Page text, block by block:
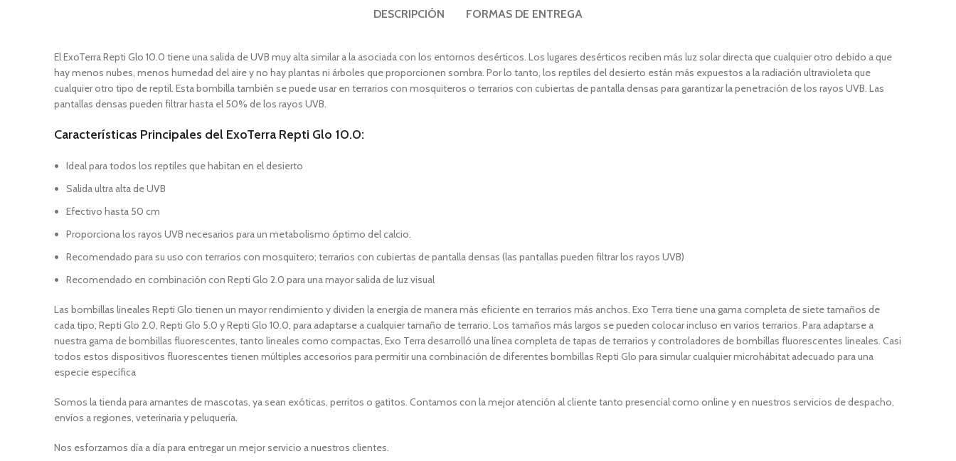
DESCRIPCIÓN FORMAS DE ENTREGA
El ExoTerra Repti Glo 10.0 tiene una salida de UVB muy alta similar a la asociada con los entornos desérticos. Los lugares desérticos reciben más luz solar directa que cualquier otro debido a que
hay menos nubes, menos humedad del aire y no hay plantas ni árboles que proporcionen sombra. Por lo tanto, los reptiles del desierto están más expuestos a la radiación ultravioleta que
cualquier otro tipo de reptil. Esta bombilla también se puede usar en terrarios con mosquiteros o terrarios con cubiertas de pantalla densas para garantizar la penetración de los rayos UVB. Las
pantallas densas pueden filtrar hasta el 50% de los rayos UVB.
Características Principales del ExoTerra Repti Glo 10.0:
Ideal para todos los reptiles que habitan en el desierto
Salida ultra alta de UVB
Efectivo hasta 50 cm
Proporciona los rayos UVB necesarios para un metabolismo óptimo del calcio.
Recomendado para su uso con terrarios con mosquitero; terrarios con cubiertas de pantalla densas (las pantallas pueden filtrar los rayos UVB)
Recomendado en combinación con Repti Glo 2.0 para una mayor salida de luz visual
Las bombillas lineales Repti Glo tienen un mayor rendimiento y dividen la energía de manera más eficiente en terrarios más anchos. Exo Terra tiene una gama completa de siete tamaños de
cada tipo, Repti Glo 2.0, Repti Glo 5.0 y Repti Glo 10.0, para adaptarse a cualquier tamaño de terrario. Los tamaños más largos se pueden colocar incluso en varios terrarios. Para adaptarse a
nuestra gama de bombillas fluorescentes, tanto lineales como compactas, Exo Terra desarrolló una línea completa de tapas de terrarios y controladores de bombillas fluorescentes lineales. Casi
todos estos dispositivos fluorescentes tienen múltiples accesorios para permitir una combinación de diferentes bombillas Repti Glo para simular cualquier microhábitat adecuado para una
especie específica
Somos la tienda para amantes de mascotas, ya sean exóticas, perritos o gatitos. Contamos con la mejor atención al cliente tanto presencial como online y en nuestros servicios de despacho,
envíos a regiones, veterinaria y peluquería.
Nos esforzamos día a día para entregar un mejor servicio a nuestros clientes.